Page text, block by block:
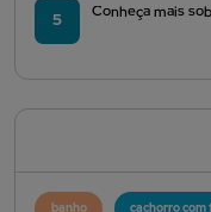
5 Conheça mais
banho cachorro com